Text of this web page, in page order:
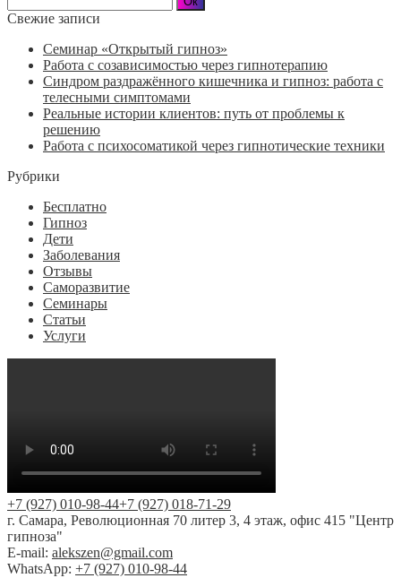
Свежие записи
Семинар «Открытый гипноз»
Работа с созависимостью через гипнотерапию
Синдром раздражённого кишечника и гипноз: работа с
телесными симптомами
Реальные истории клиентов: путь от проблемы к
решению
Работа с психосоматикой через гипнотические техники
Рубрики
Бесплатно
Гипноз
Дети
Заболевания
Отзывы
Саморазвитие
Семинары
Статьи
Услуги
+7 (927) 010-98-44+7 (927) 018-71-29
г. Самара, Революционная 70 литер 3, 4 этаж, офис 415 "Центр
гипноза"
E-mail: alekszen@gmail.com
WhatsApp: +7 (927) 010-98-44